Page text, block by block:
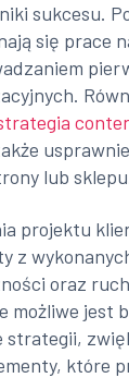
sukcesu.
się prace
lub
projektu
z
oraz
możliwe jest
strategii,
które